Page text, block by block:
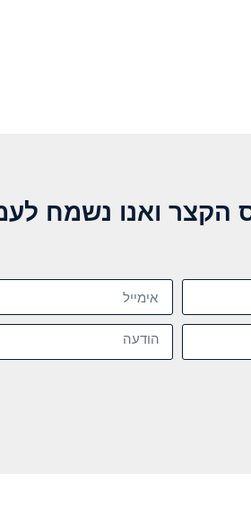
הקצר ואנו נשמח